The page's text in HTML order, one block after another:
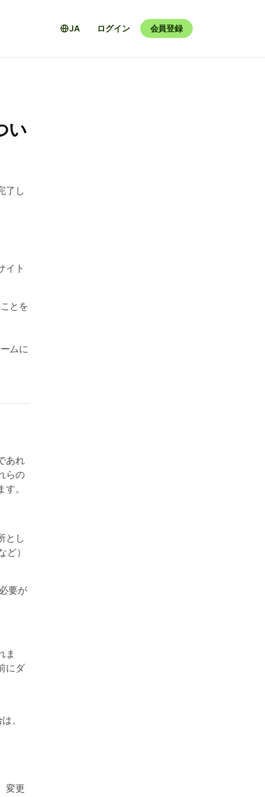
JA ログイン 会員登録
い
了し
イト
とを
ムに
あれ
らの
。
とし
）
要が
ま
にダ
、
変更